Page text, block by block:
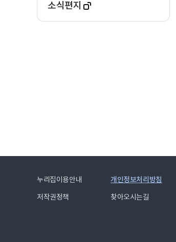
소식편지
누리집이용안내 개인정보처리방침
저작권정책 찾아오시는길